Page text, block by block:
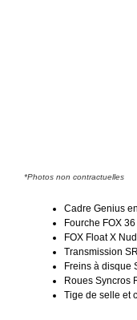
*Photos non contractuelles
Cadre Genius
Fourche FOX
FOX Float X
Transmission
Freins à disque
Roues Syncros
Tige de selle et